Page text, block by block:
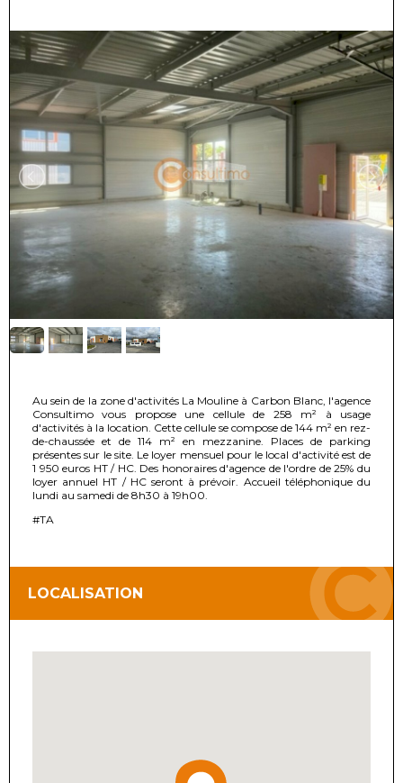
Au sein de la zone d'activités La Mouline à Carbon Blanc, l'agence
Consultimo vous propose une cellule de 258 m² à usage
d'activités à la location. Cette cellule se compose de 144 m² en rez-
de-chaussée et de 114 m² en mezzanine. Places de parking
présentes sur le site. Le loyer mensuel pour le local d'activité est de
1 950 euros HT / HC. Des honoraires d'agence de l'ordre de 25% du
loyer annuel HT / HC seront à prévoir. Accueil téléphonique du
lundi au samedi de 8h30 à 19h00.
#TA
LOCALISATION